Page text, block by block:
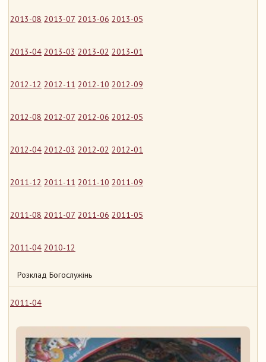
2013-08 2013-07 2013-06 2013-05
2013-04 2013-03 2013-02 2013-01
2012-12 2012-11 2012-10 2012-09
2012-08 2012-07 2012-06 2012-05
2012-04 2012-03 2012-02 2012-01
2011-12 2011-11 2011-10 2011-09
2011-08 2011-07 2011-06 2011-05
2011-04 2010-12
Розклад Богослужінь
2011-04